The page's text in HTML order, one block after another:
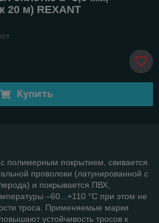
20 м) REXANT
Купить
полимерным покрытием, свивается
проволоки (латунированной с
и покрывается ПВХ,
–60...+110 °С при этом не
троса. Применяемые марки
устойчивость тросов к